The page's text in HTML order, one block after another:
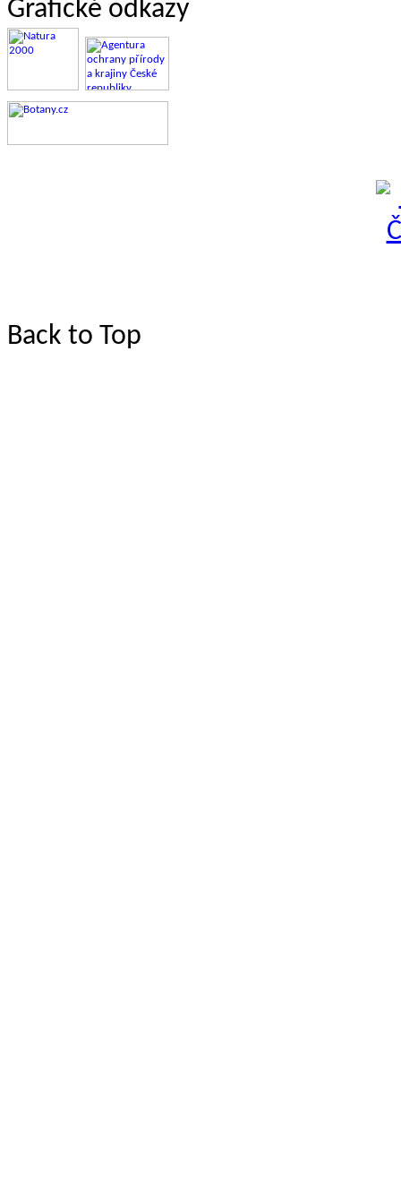
Grafické odkazy
Back to Top